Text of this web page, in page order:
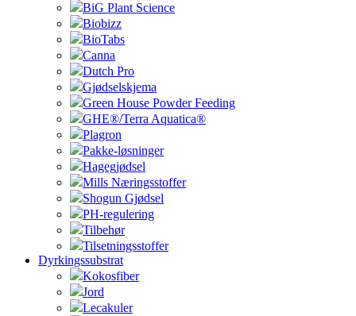
BiG Plant Science
Biobizz
BioTabs
Canna
Dutch Pro
Gjødselskjema
Green House Powder Feeding
GHE®/Terra Aquatica®
Plagron
Pakke-løsninger
Hagegjødsel
Mills Næringsstoffer
Shogun Gjødsel
PH-regulering
Tilbehør
Tilsetningsstoffer
Dyrkingssubstrat
Kokosfiber
Jord
Lecakuler